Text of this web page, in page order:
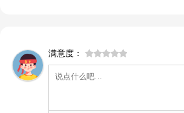
满意度：